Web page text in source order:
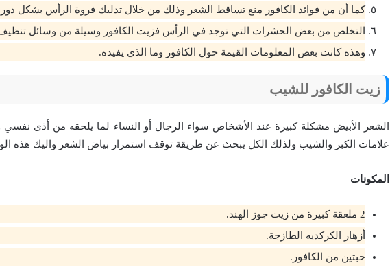
كما أن من فوائد الكافور منع تساقط الشعر وذلك من خلال تدليك فروة الرأس بشكل
التخلص من بعض الحشرات التي توجد في الرأس فزيت الكافور وسيلة من وسائل تنظيف
وهذه كانت بعض المعلومات القيمة حول الكافور وما الذي يفيده.
زيت الكافور للشيب
الشعر الأبيض مشكلة كبيرة عند الأشخاص سواء الرجال أو النساء لما يلحقه من أذى نفسي
علامات الكبر والشيب ولذلك الكل يبحث عن طريقة توقف استمرار بياض الشعر واليك هذه
المكونات
2 ملعقة كبيرة من زيت جوز الهند.
أزهار الكركديه الطازجة.
حبتين من الكافور.